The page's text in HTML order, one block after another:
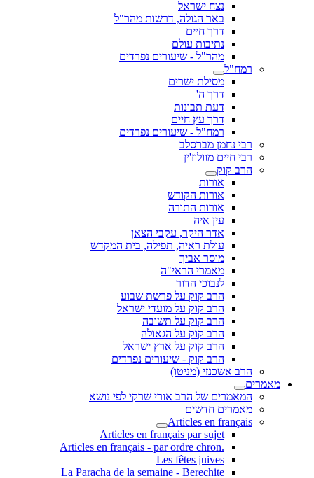
נצח ישראל
באר הגולה, דרשות מהר"ל
דרך חיים
נתיבות עולם
מהר"ל - שיעורים נפרדים
רמח"ל
מסילת ישרים
דרך ה'
דעת תבונות
דרך עץ חיים
רמח"ל - שיעורים נפרדים
רבי נחמן מברסלב
רבי חיים מוולוז'ין
הרב קוק
אורות
אורות הקודש
אורות התורה
עין איה
אדר היקר, עקבי הצאן
עולת ראיה, תפילה, בית המקדש
מוסר אביך
מאמרי הראי"ה
לנבוכי הדור
הרב קוק על פרשת שבוע
הרב קוק על מועדי ישראל
הרב קוק על תשובה
הרב קוק על הגאולה
הרב קוק על ארץ ישראל
הרב קוק - שיעורים נפרדים
הרב אשכנזי (מניטו)
מאמרים
המאמרים של הרב אורי שרקי לפי נושא
מאמרים חדשים
Articles en français
Articles en français par sujet
.Articles en français - par ordre chron
Les fêtes juives
La Paracha de la semaine - Berechite